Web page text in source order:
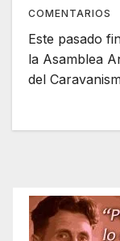
COMENTARIOS
Este pasado
la Asamblea
del